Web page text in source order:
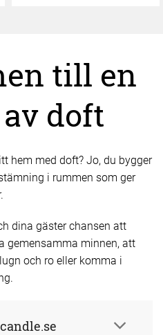
till en
doft
hem med doft? Jo, du bygger
i rummen som ger
dina gäster chansen att
gemensamma minnen, att
och ro eller komma i